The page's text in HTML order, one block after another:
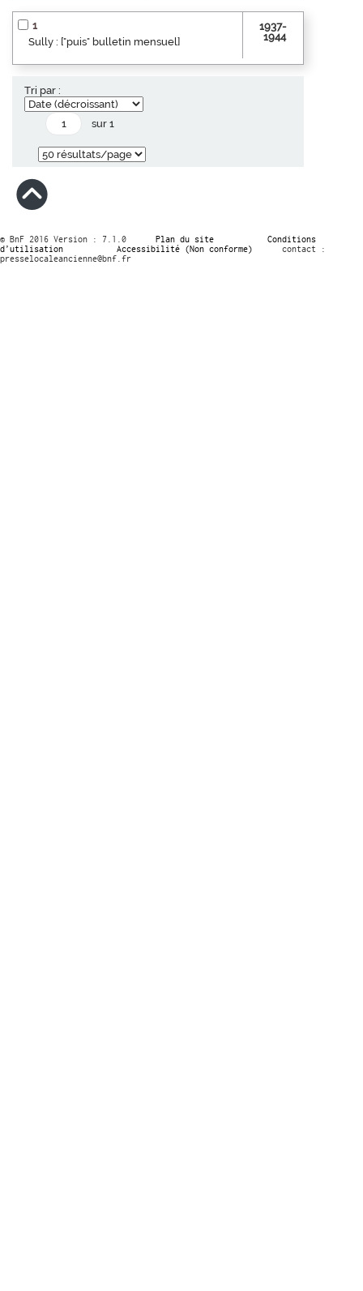
1
Sully : ["puis" bulletin mensuel]
1937-
1944
Tri par :
sur 1
© BnF 2016 Version : 7.1.0 Plan du site
Conditions
d’utilisation
Accessibilité (Non conforme)
contact :
presselocaleancienne@bnf.fr